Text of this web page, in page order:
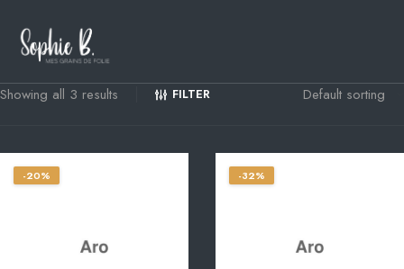
Showing all 3 results FILTER
-20% -32%